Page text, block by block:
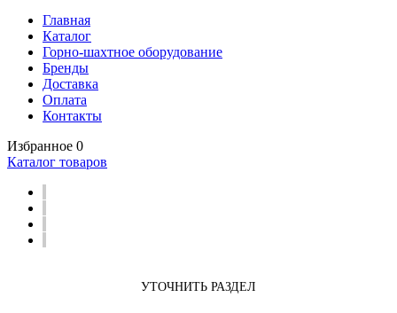
Главная
Каталог
Горно-шахтное оборудование
Бренды
Доставка
Оплата
Контакты
Избранное 0
Каталог товаров
УТОЧНИТЬ РАЗДЕЛ